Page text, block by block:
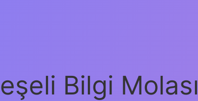
Bilgi Molası